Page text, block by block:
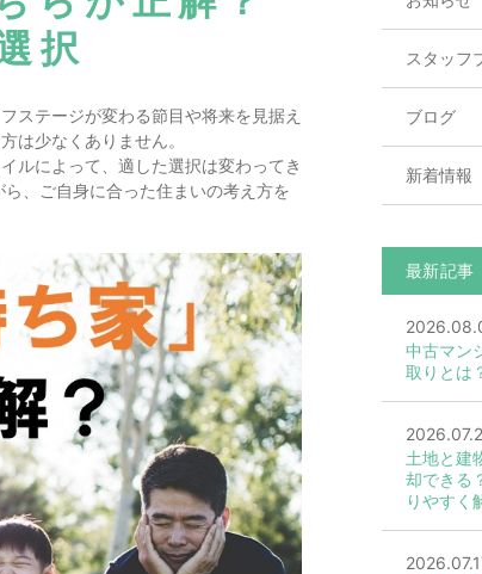
択
ステージが変わる節目や将来を見据え
は少なくありません。
ルによって、適した選択は変わってき
、ご自身に合った住まいの考え方を
スタッフ
ブログ
新着情報
最新記事
中古マン
取りとは
土地と建
却できる
りやすく